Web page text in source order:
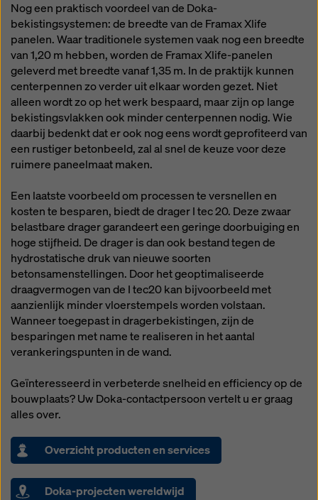
Nog een praktisch voordeel van de Doka-
bekistingsystemen: de breedte van de Framax Xlife
panelen. Waar traditionele systemen vaak nog een breedte
van 1,20 m hebben, worden de Framax Xlife-panelen
geleverd met breedte vanaf 1,35 m. In de praktijk kunnen
centerpennen zo verder uit elkaar worden gezet. Niet
alleen wordt zo op het werk bespaard, maar zijn op lange
bekistingsvlakken ook minder centerpennen nodig. Wie
daarbij bedenkt dat er ook nog eens wordt geprofiteerd van
een rustiger betonbeeld, zal al snel de keuze voor deze
ruimere paneelmaat maken.
Een laatste voorbeeld om processen te versnellen en
kosten te besparen, biedt de drager I tec 20. Deze zwaar
belastbare drager garandeert een geringe doorbuiging en
hoge stijfheid. De drager is dan ook bestand tegen de
hydrostatische druk van nieuwe soorten
betonsamenstellingen. Door het geoptimaliseerde
draagvermogen van de I tec20 kan bijvoorbeeld met
aanzienlijk minder vloerstempels worden volstaan.
Wanneer toegepast in dragerbekistingen, zijn de
besparingen met name te realiseren in het aantal
verankeringspunten in de wand.
Geïnteresseerd in verbeterde snelheid en efficiency op de
bouwplaats? Uw Doka-contactpersoon vertelt u er graag
alles over.
Overzicht producten en services
Doka-projecten wereldwijd